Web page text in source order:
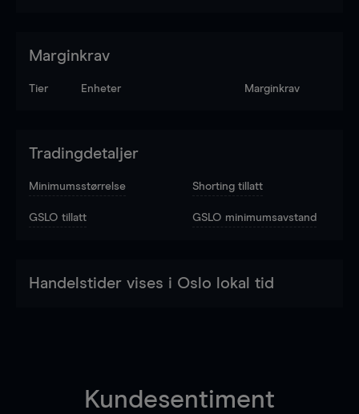
Marginkrav
Tier Enheter Marginkrav
Tradingdetaljer
Minimumsstørrelse Shorting tillatt
GSLO tillatt GSLO minimumsavstand
Handelstider vises i Oslo lokal tid
Kundesentiment